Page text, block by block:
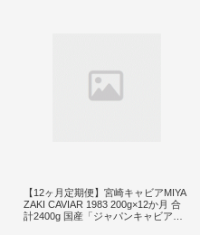
【12ヶ月定期便】宮崎キャビアMIYA
ZAKI CAVIAR 1983 200g×12か月 合
計2400g 国産「ジャパンキャビア」